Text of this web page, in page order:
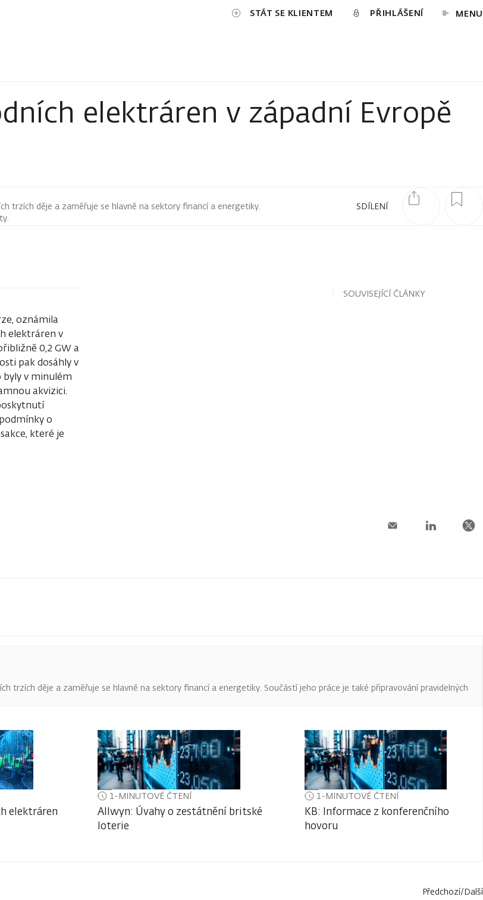
STÁT SE KLIENTEM PŘIHLÁŠENÍ MENU
elektráren v západní Evropě
SDÍLENÍ
trzích děje a zaměřuje se hlavně na sektory financí a energetiky.
oznámila
elektráren v
0,2 GW a
pak dosáhly v
byly v minulém
akvizici.
o
které je
SOUVISEJÍCÍ ČLÁNKY
trzích děje a zaměřuje se hlavně na sektory financí a energetiky. Součástí jeho práce je také připravování pravidelných
elektráren
1-MINUTOVÉ ČTENÍ
Allwyn: Úvahy o zestátnění britské
loterie
1-MINUTOVÉ ČTENÍ
KB: Informace z konferenčního
hovoru
Předchozí/Další